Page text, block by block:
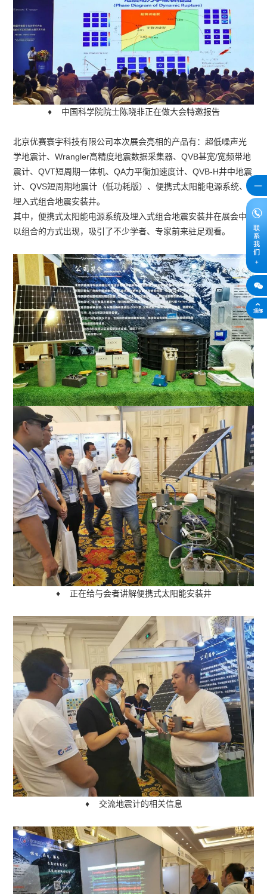
♦ 中国科学院院士陈晓非正在做大会特邀报告
北京优赛寰宇科技有限公司本次展会亮相的产品有：超低噪声光
学地震计、Wrangler高精度地震数据采集器、QVB甚宽/宽频带地
震计、QVT短周期一体机、QA力平衡加速度计、QVB-H井中地震
计、QVS短周期地震计（低功耗版）、便携式太阳能电源系统、
埋入式组合地震安装井。
其中，便携式太阳能电源系统及埋入式组合地震安装井在展会中
以组合的方式出现，吸引了不少学者、专家前来驻足观看。
♦ 正在给与会者讲解便携式太阳能安装井
♦ 交流地震计的相关信息